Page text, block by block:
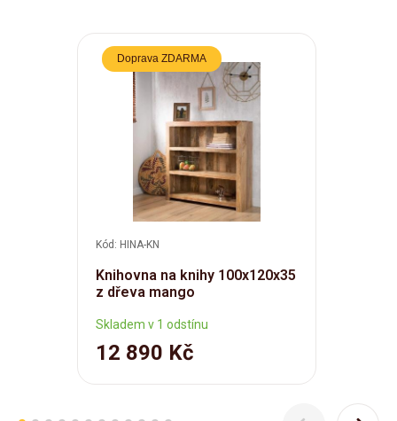
Doprava ZDARMA
Kód: HINA-KN
Knihovna na knihy 100x120x35
z dřeva mango
Skladem v 1 odstínu
12 890 Kč